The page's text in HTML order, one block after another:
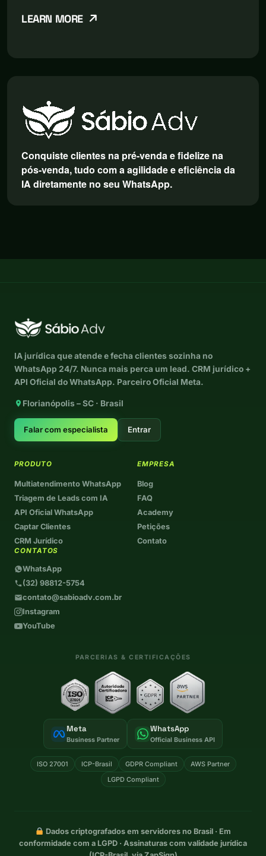
LEARN MORE
Conquiste clientes na pré-venda e fidelize na
pós-venda, tudo com a agilidade e eficiência da
IA diretamente no seu WhatsApp.
IA jurídica que atende e fecha clientes sozinha no
WhatsApp 24/7. Nunca mais perca um lead. CRM jurídico +
API Oficial do WhatsApp. Parceiro Oficial Meta.
Florianópolis – SC · Brasil
Falar com especialista Entrar
PARCERIAS & CERTIFICAÇÕES
Meta
Business Partner
WhatsApp
Official Business API
ISO 27001 ICP-Brasil GDPR Compliant
AWS Partner
LGPD Compliant
PRODUTO
Multiatendimento WhatsApp
Triagem de Leads com IA
API Oficial WhatsApp
Captar Clientes
CRM Jurídico
EMPRESA
Blog
FAQ
Academy
Petições
Contato
CONTATOS
WhatsApp
(32) 98812-5754
contato@sabioadv.com.br
Instagram
YouTube
Dados criptografados em servidores no Brasil · Em
conformidade com a LGPD · Assinaturas com validade jurídica